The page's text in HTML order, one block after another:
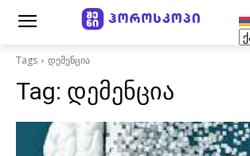
Tags დემენცია
Tag: დემენცია